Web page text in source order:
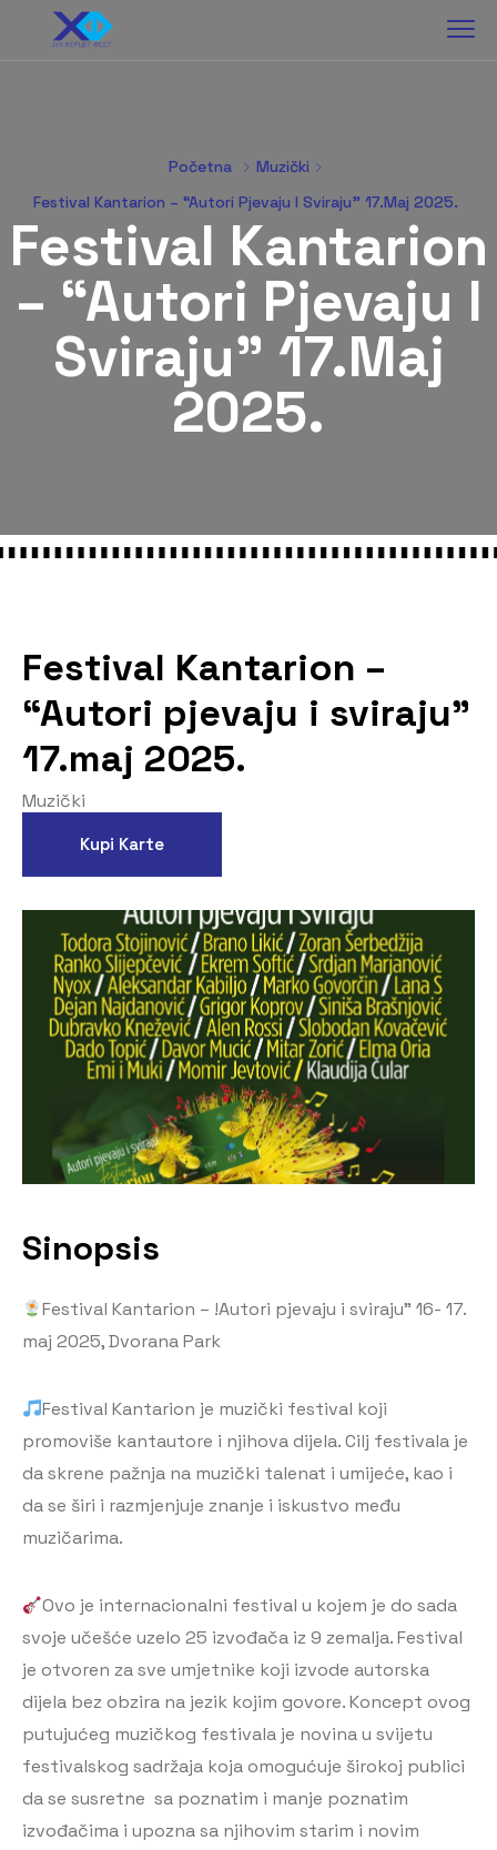
Početna
Muzički
Festival Kantarion – “Autori Pjevaju I Sviraju” 17.maj 2025.
Festival Kantarion
– “Autori Pjevaju I
Sviraju” 17.maj
2025.
Festival Kantarion –
“Autori pjevaju i sviraju”
17.maj 2025.
Muzički
Kupi Karte
Sinopsis
Festival Kantarion – !Autori pjevaju i sviraju” 16- 17.
maj 2025, Dvorana Park
Festival Kantarion je muzički festival koji
promoviše kantautore i njihova dijela. Cilj festivala je
da skrene pažnja na muzički talenat i umijeće, kao i
da se širi i razmjenjuje znanje i iskustvo među
muzičarima.
Ovo je internacionalni festival u kojem je do sada
svoje učešće uzelo 25 izvođača iz 9 zemalja. Festival
je otvoren za sve umjetnike koji izvode autorska
dijela bez obzira na jezik kojim govore. Koncept ovog
putujućeg muzičkog festivala je novina u svijetu
festivalskog sadržaja koja omogućuje širokoj publici
da se susretne sa poznatim i manje poznatim
izvođačima i upozna sa njihovim starim i novim